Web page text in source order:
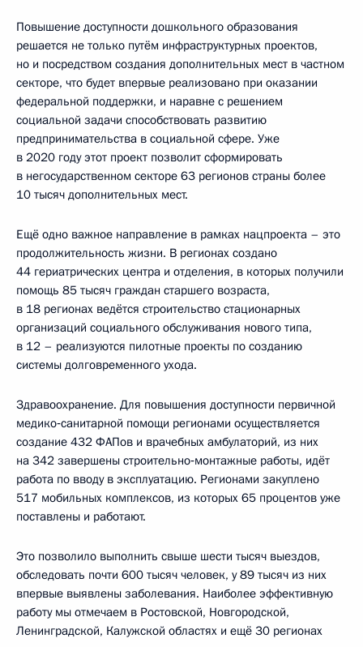
Повышение доступности дошкольного образования
решается не только путём инфраструктурных проектов,
но и посредством создания дополнительных мест в частном
секторе, что будет впервые реализовано при оказании
федеральной поддержки, и наравне с решением
социальной задачи способствовать развитию
предпринимательства в социальной сфере. Уже
в 2020 году этот проект позволит сформировать
в негосударственном секторе 63 регионов страны более
10 тысяч дополнительных мест.
Ещё одно важное направление в рамках нацпроекта – это
продолжительность жизни. В регионах создано
44 гериатрических центра и отделения, в которых получили
помощь 85 тысяч граждан старшего возраста,
в 18 регионах ведётся строительство стационарных
организаций социального обслуживания нового типа,
в 12 – реализуются пилотные проекты по созданию
системы долговременного ухода.
Здравоохранение. Для повышения доступности первичной
медико‑санитарной помощи регионами осуществляется
создание 432 ФАПов и врачебных амбулаторий, из них
на 342 завершены строительно‑монтажные работы, идёт
работа по вводу в эксплуатацию. Регионами закуплено
517 мобильных комплексов, из которых 65 процентов уже
поставлены и работают.
Это позволило выполнить свыше шести тысяч выездов,
обследовать почти 600 тысяч человек, у 89 тысяч из них
впервые выявлены заболевания. Наиболее эффективную
работу мы отмечаем в Ростовской, Новгородской,
Ленинградской, Калужской областях и ещё 30 регионах